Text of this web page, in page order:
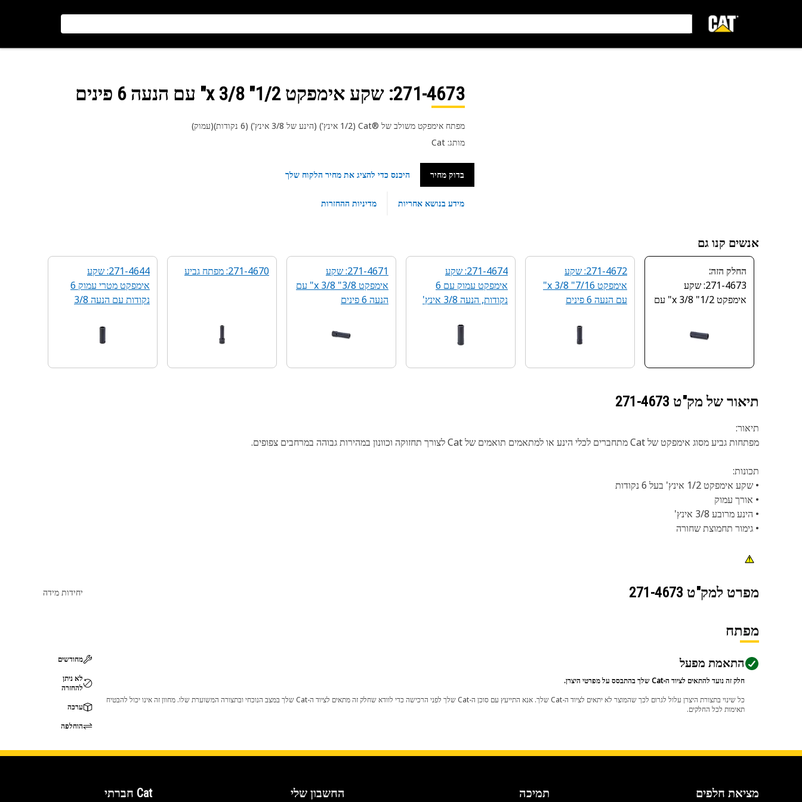
271-4673: שקע אימפקט 1/2" x 3/8" עם הנעה 6 פינים
מפתח אימפקט משולב של Cat®‎‎‏ (1/2 אינץ') (הינע של 3/8 אינץ') (6 נקודות)(עמוק)
מותג: Cat
בדוק מחיר היכנס כדי להציג את מחיר הלקוח שלך
מידע בנושא אחריות מדיניות ההחזרות
אנשים קנו גם
החלק הזה:
271-4673: שקע
אימפקט 1/2" x 3/8" עם
271-4672: שקע
אימפקט 7/16" x 3/8"
עם הנעה 6 פינים
271-4674: שקע
אימפקט עמוק עם 6
נקודות, הנעה 3/8 אינץ'
271-4671: שקע
אימפקט 3/8" x 3/8" עם
הנעה 6 פינים
271-4670: מפתח גביע
271-4644: שקע
אימפקט מטרי עמוק 6
נקודות עם הנעה 3/8
תיאור של מק"ט 271-4673
תיאור:
מפתחות גביע מסוג אימפקט של Cat מתחברים לכלי הינע או למתאמים תואמים של Cat לצורך תחזוקה וכוונון במהירות גבוהה במרחבים צפופים.
תכונות:
• שקע אימפקט 1/2 אינץ' בעל 6 נקודות
• אורך עמוק
• הינע מרובע 3/8 אינץ'
• גימור תחמוצת שחורה
מפרט למק"ט 271-4673 יחידות מידה
מפתח
התאמת מפעל
חלק זה נועד להתאים לציוד ה-Cat שלך בהתבסס על מפרטי היצרן.
כל שינוי בתצורת היצרן עלול לגרום לכך שהמוצר לא יתאים לציוד ה-Cat שלך. אנא התייעץ עם סוכן ה-Cat שלך לפני הרכישה כדי לוודא שחלק זה מתאים לציוד ה-Cat שלך במצב הנוכחי ובתצורה המשוערת שלו. מחוון זה אינו יכול להבטיח
תאימות לכל החלקים.
מחודשים
לא ניתן
להחזרה
ערכה
הוחלפה
מציאת חלפים תמיכה החשבון שלי Cat חברתי